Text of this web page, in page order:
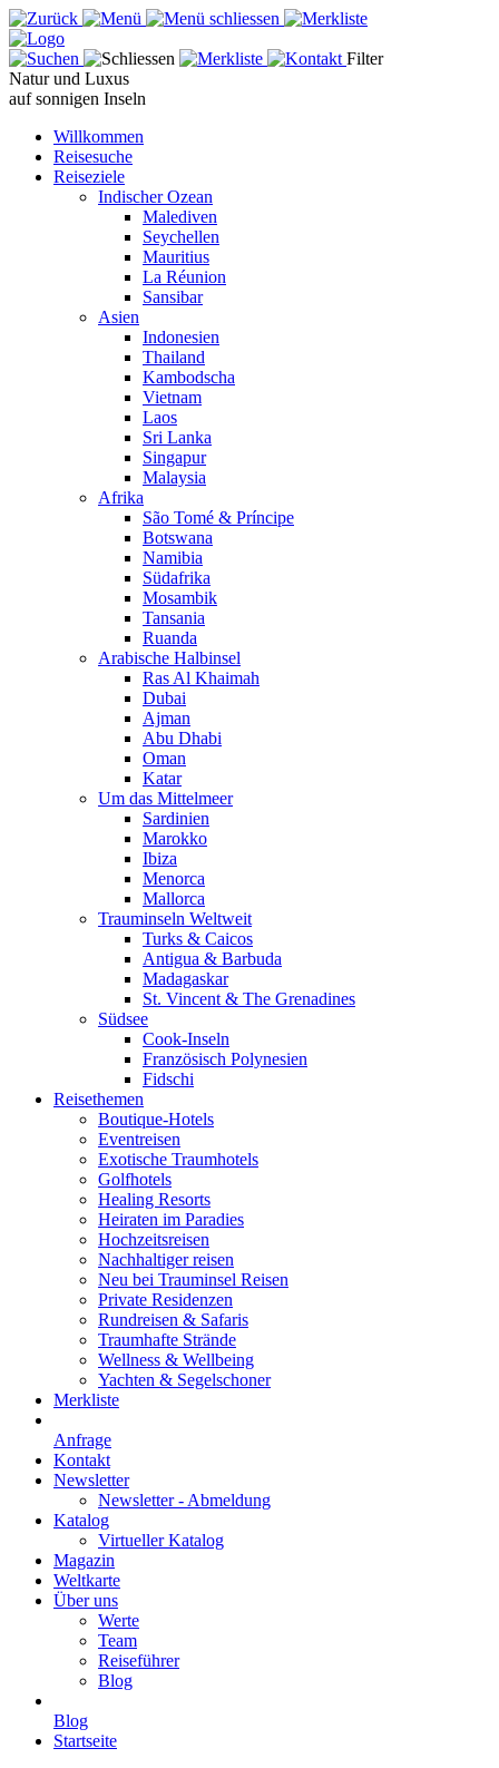
Filter
Natur und Luxus
auf sonnigen Inseln
Willkommen
Reisesuche
Reiseziele
Indischer Ozean
Malediven
Seychellen
Mauritius
La Réunion
Sansibar
Asien
Indonesien
Thailand
Kambodscha
Vietnam
Laos
Sri Lanka
Singapur
Malaysia
Afrika
São Tomé & Príncipe
Botswana
Namibia
Südafrika
Mosambik
Tansania
Ruanda
Arabische Halbinsel
Ras Al Khaimah
Dubai
Ajman
Abu Dhabi
Oman
Katar
Um das Mittelmeer
Sardinien
Marokko
Ibiza
Menorca
Mallorca
Trauminseln Weltweit
Turks & Caicos
Antigua & Barbuda
Madagaskar
St. Vincent & The Grenadines
Südsee
Cook-Inseln
Französisch Polynesien
Fidschi
Reisethemen
Boutique-Hotels
Eventreisen
Exotische Traumhotels
Golfhotels
Healing Resorts
Heiraten im Paradies
Hochzeitsreisen
Nachhaltiger reisen
Neu bei Trauminsel Reisen
Private Residenzen
Rundreisen & Safaris
Traumhafte Strände
Wellness & Wellbeing
Yachten & Segelschoner
Merkliste
Anfrage
Kontakt
Newsletter
Newsletter - Abmeldung
Katalog
Virtueller Katalog
Magazin
Weltkarte
Über uns
Werte
Team
Reiseführer
Blog
Blog
Startseite